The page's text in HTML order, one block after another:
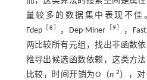
量较多的数据集中表现不佳
Fdep［ 8 ，Dep-Miner ［9 ，
两比较所有元组，找出非函数
推导出候选函数依赖，这类方
比较，时间开销为O （n 2），